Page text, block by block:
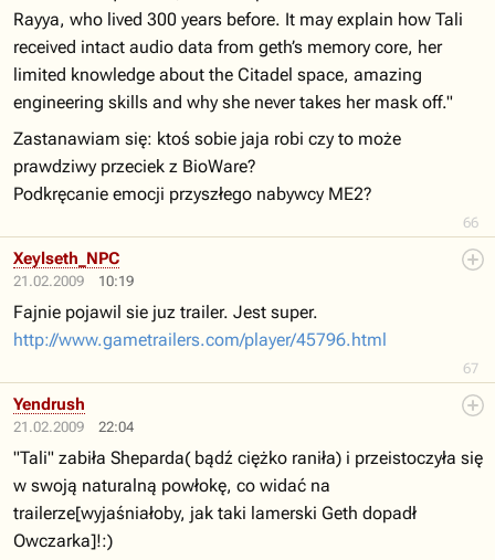
66
Rayya, who lived 300 years before. It may explain how Tali
received intact audio data from geth’s memory core, her
limited knowledge about the Citadel space, amazing
engineering skills and why she never takes her mask off."
Zastanawiam się: ktoś sobie jaja robi czy to może
prawdziwy przeciek z BioWare?
Podkręcanie emocji przyszłego nabywcy ME2?
21.02.2009 10:19
67
Xeylseth_NPC
Fajnie pojawil sie juz trailer. Jest super.
http://www.gametrailers.com/player/45796.html
21.02.2009 22:04
Yendrush
"Tali" zabiła Sheparda( bądź ciężko raniła) i przeistoczyła się
w swoją naturalną powłokę, co widać na
trailerze[wyjaśniałoby, jak taki lamerski Geth dopadł
Owczarka]!:)